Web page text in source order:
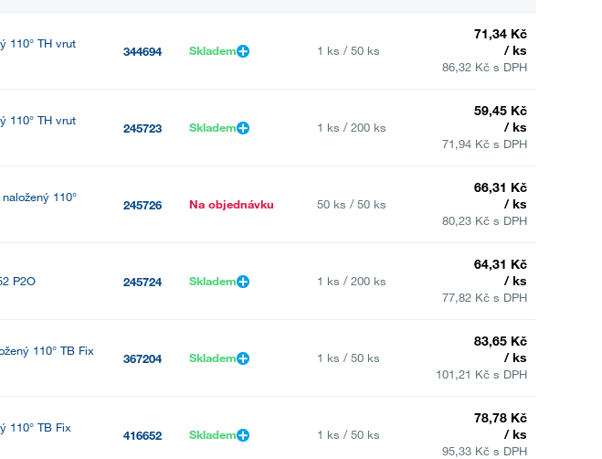
110° TH vrut
344694 Skladem 1 ks / 50 ks
71,34 Kč
/ ks
86,32 Kč s DPH
110° TH vrut
245723 Skladem 1 ks / 200 ks
59,45 Kč
/ ks
71,94 Kč s DPH
110°
245726 Na objednávku 50 ks / 50 ks
66,31 Kč
/ ks
80,23 Kč s DPH
P2O 245724 Skladem 1 ks / 200 ks
64,31 Kč
/ ks
77,82 Kč s DPH
110° TB Fix
367204 Skladem 1 ks / 50 ks
83,65 Kč
/ ks
101,21 Kč s DPH
110° TB Fix
416652 Skladem 1 ks / 50 ks
78,78 Kč
/ ks
95,33 Kč s DPH